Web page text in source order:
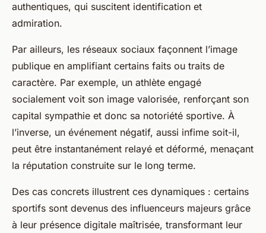
authentiques, qui suscitent identification et
admiration.
Par ailleurs, les réseaux sociaux façonnent l’image
publique en amplifiant certains faits ou traits de
caractère. Par exemple, un athlète engagé
socialement voit son image valorisée, renforçant son
capital sympathie et donc sa notoriété sportive. À
l’inverse, un événement négatif, aussi infime soit-il,
peut être instantanément relayé et déformé, menaçant
la réputation construite sur le long terme.
Des cas concrets illustrent ces dynamiques : certains
sportifs sont devenus des influenceurs majeurs grâce
à leur présence digitale maîtrisée, transformant leur